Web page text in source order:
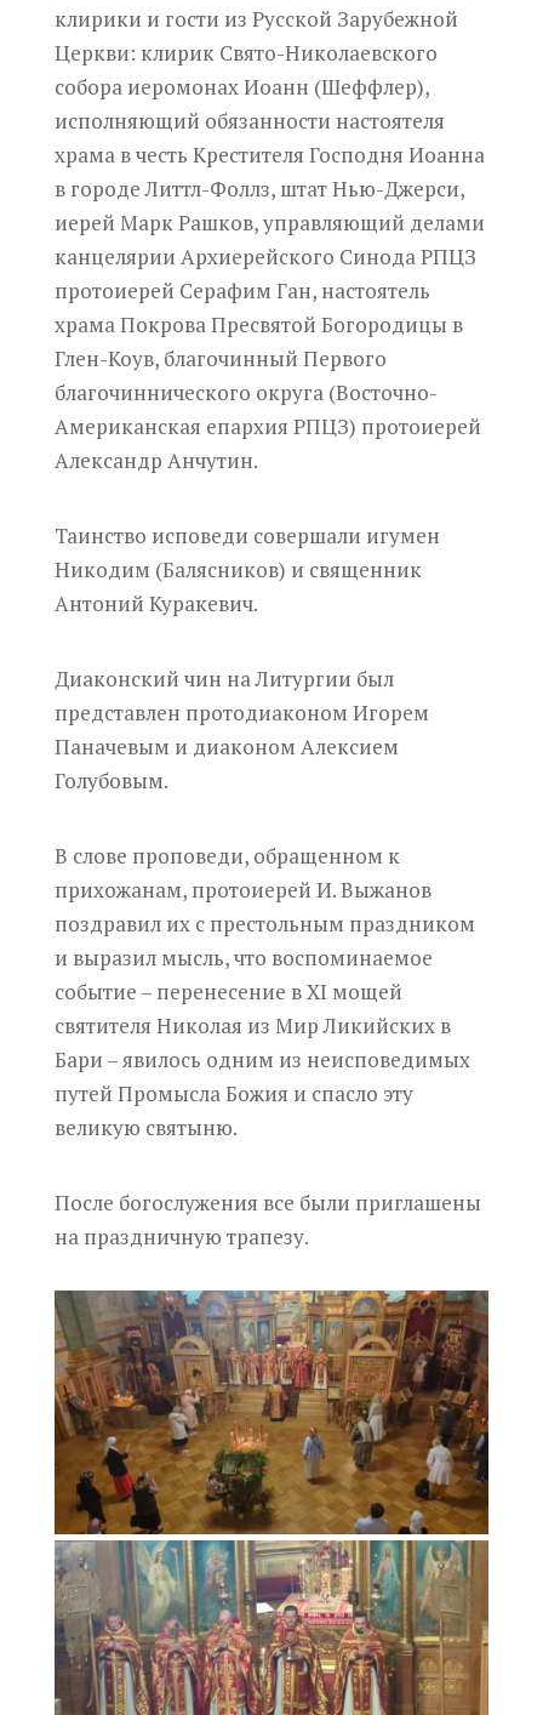
клирики и гости из Русской Зарубежной
Церкви: клирик Свято-Николаевского
собора иеромонах Иоанн (Шеффлер),
исполняющий обязанности настоятеля
храма в честь Крестителя Господня Иоанна
в городе Литтл-Фоллз, штат Нью-Джерси,
иерей Марк Рашков, управляющий делами
канцелярии Архиерейского Синода РПЦЗ
протоиерей Серафим Ган, настоятель
храма Покрова Пресвятой Богородицы в
Глен-Коув, благочинный Первого
благочиннического округа (Восточно-
Американская епархия РПЦЗ) протоиерей
Александр Анчутин.
Таинство исповеди совершали игумен
Никодим (Балясников) и священник
Антоний Куракевич.
Диаконский чин на Литургии был
представлен протодиаконом Игорем
Паначевым и диаконом Алексием
Голубовым.
В слове проповеди, обращенном к
прихожанам, протоиерей И. Выжанов
поздравил их с престольным праздником
и выразил мысль, что воспоминаемое
событие – перенесение в XI мощей
святителя Николая из Мир Ликийских в
Бари – явилось одним из неисповедимых
путей Промысла Божия и спасло эту
великую святыню.
После богослужения все были приглашены
на праздничную трапезу.